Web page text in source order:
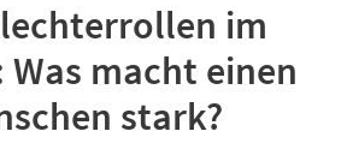
im
Was macht einen
stark?